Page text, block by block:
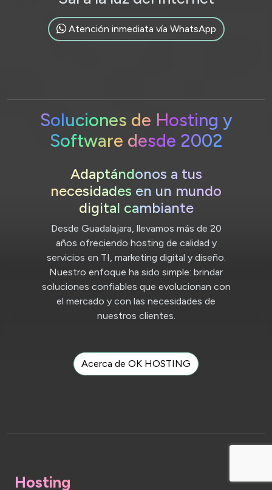
Atención inmediata vía WhatsApp
Soluciones de Hosting y
Software desde 2002
Adaptándonos a tus
necesidades en un mundo
digital cambiante
Desde Guadalajara, llevamos más de 20
años ofreciendo hosting de calidad y
servicios en TI, marketing digital y diseño.
Nuestro enfoque ha sido simple: brindar
soluciones confiables que evolucionan con
el mercado y con las necesidades de
nuestros clientes.
Acerca de OK HOSTING
Hosting